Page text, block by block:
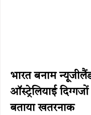
भारत बनाम
ऑस्ट्रेलियाई
बताया खतरनाक